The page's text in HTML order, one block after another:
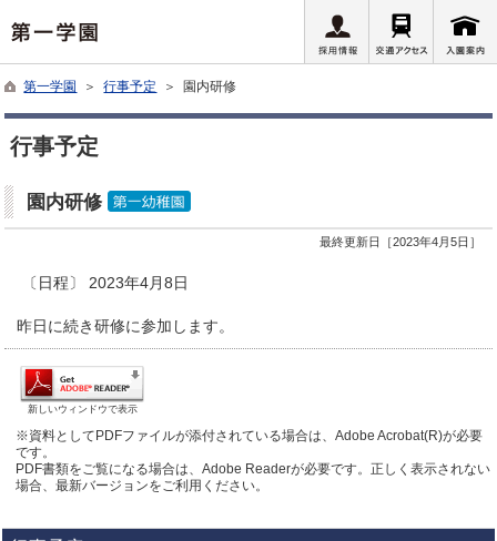
第一学園 ＞行事予定 ＞ 園内研修
行事予定
園内研修
最終更新日［2023年4月5日］
〔日程〕 2023年4月8日
昨日に続き研修に参加します。
新しいウィンドウで表示
※資料としてPDFファイルが添付されている場合は、Adobe Acrobat(R)が必要
です。
PDF書類をご覧になる場合は、Adobe Readerが必要です。正しく表示されない
場合、最新バージョンをご利用ください。